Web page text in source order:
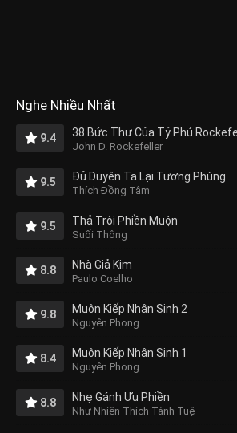
Nghe Nhiều Nhất
9.4 38 Bức Thư Của Tỷ Phú
John D. Rockefeller
9.5 Đủ Duyên Ta Lại Tương Phùng
Thích Đồng Tâm
9.5 Thả Trôi Phiền Muộn
Suối Thông
8.8 Nhà Giả Kim
Paulo Coelho
9.8 Muôn Kiếp Nhân Sinh 2
Nguyên Phong
8.4 Muôn Kiếp Nhân Sinh 1
Nguyên Phong
8.8 Nhẹ Gánh Ưu Phiền
Như Nhiên Thích Tánh Tuệ